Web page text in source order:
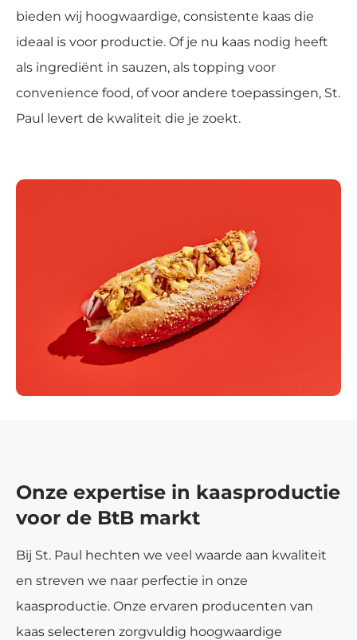
bieden wij hoogwaardige, consistente kaas die
ideaal is voor productie. Of je nu kaas nodig heeft
als ingrediënt in sauzen, als topping voor
convenience food, of voor andere toepassingen, St.
Paul levert de kwaliteit die je zoekt.
Onze expertise in kaasproductie
voor de BtB markt
Bij St. Paul hechten we veel waarde aan kwaliteit
en streven we naar perfectie in onze
kaasproductie. Onze ervaren producenten van
kaas selecteren zorgvuldig hoogwaardige